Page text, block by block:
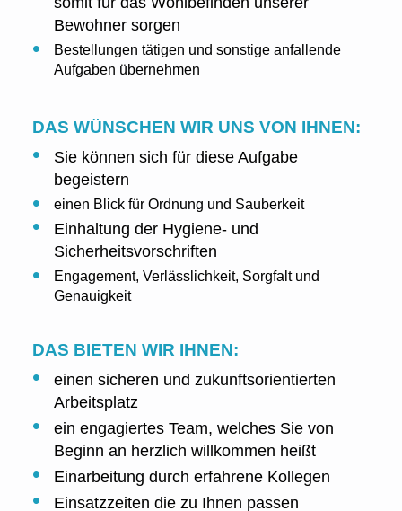
Bewohner sorgen
Bestellungen tätigen und sonstige anfallende
Aufgaben übernehmen
DAS WÜNSCHEN WIR UNS VON IHNEN:
Sie können sich für diese Aufgabe
begeistern
einen Blick für Ordnung und Sauberkeit
Einhaltung der Hygiene- und
Sicherheitsvorschriften
Engagement, Verlässlichkeit, Sorgfalt und
Genauigkeit
DAS BIETEN WIR IHNEN:
einen sicheren und zukunftsorientierten
Arbeitsplatz
ein engagiertes Team, welches Sie von
Beginn an herzlich willkommen heißt
Einarbeitung durch erfahrene Kollegen
Einsatzzeiten die zu Ihnen passen